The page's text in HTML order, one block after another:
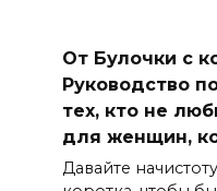
От Булочки с
Руководство
тех, кто не
для женщин,
Давайте